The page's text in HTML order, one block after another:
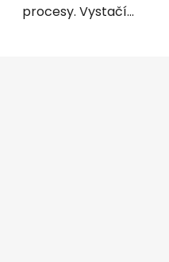
procesy. Vystačí...